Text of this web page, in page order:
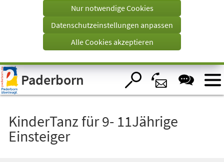
Visuelle
Assistenzsoftware
öffnen.
einem
Tab)
Nur notwendige Cookies
Datenschutzeinstellungen anpassen
Alle Cookies akzeptieren
Paderborn
KinderTanz für 9- 11Jährige
Einsteiger